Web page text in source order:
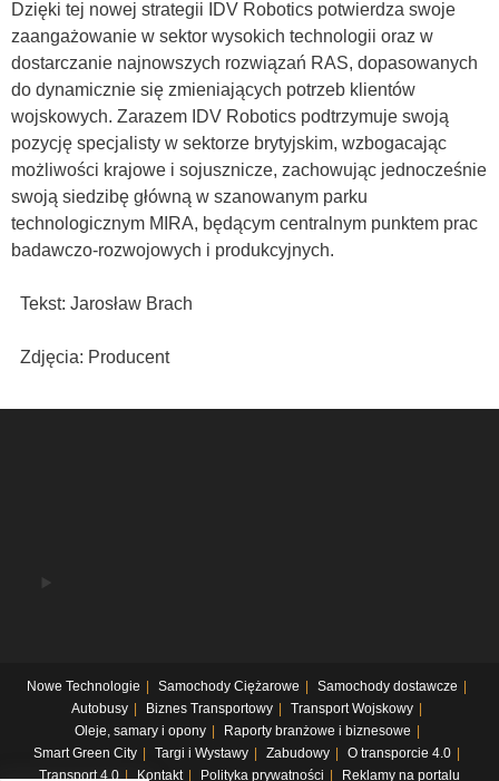
Dzięki tej nowej strategii IDV Robotics potwierdza swoje
zaangażowanie w sektor wysokich technologii oraz w
dostarczanie najnowszych rozwiązań RAS, dopasowanych
do dynamicznie się zmieniających potrzeb klientów
wojskowych. Zarazem IDV Robotics podtrzymuje swoją
pozycję specjalisty w sektorze brytyjskim, wzbogacając
możliwości krajowe i sojusznicze, zachowując jednocześnie
swoją siedzibę główną w szanowanym parku
technologicznym MIRA, będącym centralnym punktem prac
badawczo-rozwojowych i produkcyjnych.
Tekst: Jarosław Brach
Zdjęcia: Producent
Nowe Technologie Samochody Ciężarowe
Samochody dostawcze
Autobusy
Biznes Transportowy
Transport Wojskowy
Oleje, samary i opony
Raporty branżowe i biznesowe
Smart Green City
Targi i Wystawy Zabudowy
O transporcie 4.0
Transport 4.0
Kontakt Polityka prywatności Reklamy na portalu